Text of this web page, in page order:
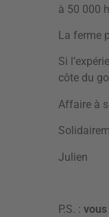
à 50 000
La ferme
Si
côte du
Affaire à
Julien
P.S. :